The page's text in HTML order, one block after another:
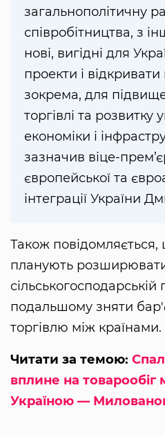
загальнополітичну
співробітництва, з
нові, вигідні для
проекти і
зокрема, для
торгівлі та розвитку
економіки і
зазначив віце-
європейської та
інтеграції України
Також
планують
сільськогосподарській
подальшому зняти
торгівлю між країнами.
Читати за темою:
вплине на товарообіг
Україною —